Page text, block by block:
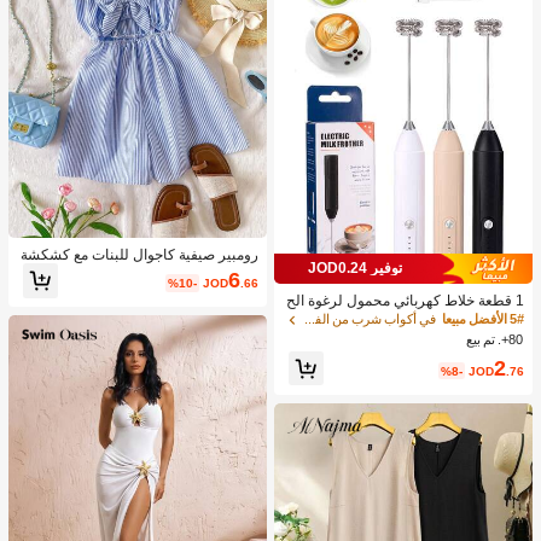
توفير JOD0.24
1 قطعة خلاط كهربائي محمول لرغوة الح
ليب، رغاية الحليب القابلة للشحن - شحن
USB، 3 سرعات، خلاط حليب كهربائي ص
غير، مناسب للقهوة/اللاتيه/الكابتشينو/الش
وكولاتة الساخنة/البيض
5# الأفضل مبيعا
في أكواب شرب من الفولاذ المقاوم للصدأ جهاز رغوة ال
80+. تم بيع
JOD2.76
%8-
رومبير صيفية كاجوال للبنات مع كشكشة
وربطة عقدة وخطوط، مناسبة للعطلات ال
صيفية والشاطئ
JOD6.66
%10-